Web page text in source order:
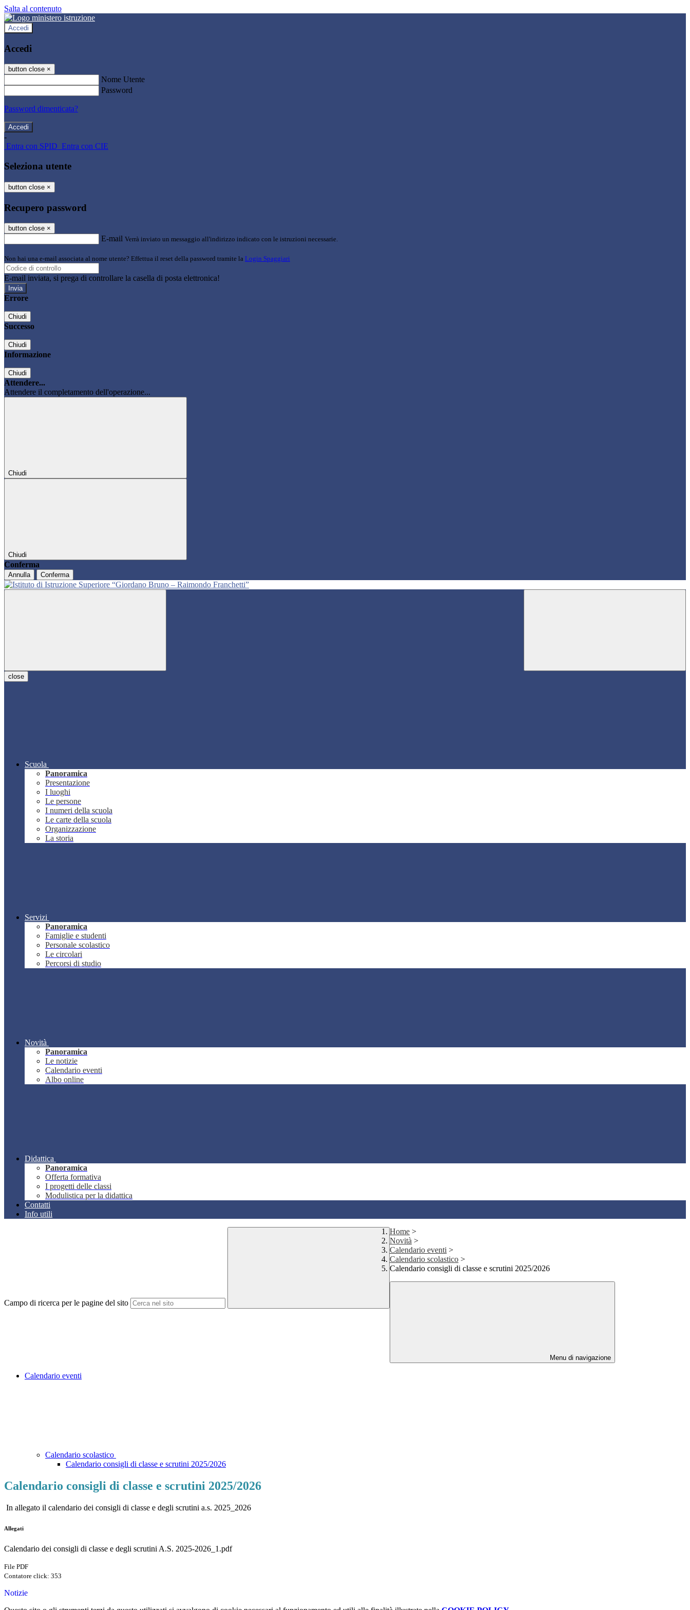
Salta al contenuto
Accedi
Accedi
button close ×
Nome Utente
Password
Password dimenticata?
-
Entra con SPID Entra con CIE
Seleziona utente
button close ×
Recupero password
button close ×
E-mail Verrà inviato un messaggio all'indirizzo indicato con le istruzioni necessarie.
Non hai una e-mail associata al nome utente? Effettua il reset della password tramite la Login Spaggiari
E-mail inviata, si prega di controllare la casella di posta elettronica!
Errore
Chiudi
Successo
Chiudi
Informazione
Chiudi
Attendere...
Attendere il completamento dell'operazione...
Chiudi
Chiudi
Conferma
Annulla Conferma
close
Scuola
Panoramica
Presentazione
I luoghi
Le persone
I numeri della scuola
Le carte della scuola
Organizzazione
La storia
Servizi
Panoramica
Famiglie e studenti
Personale scolastico
Le circolari
Percorsi di studio
Novità
Panoramica
Le notizie
Calendario eventi
Albo online
Didattica
Panoramica
Offerta formativa
I progetti delle classi
Modulistica per la didattica
Contatti
Info utili
Campo di ricerca per le pagine del sito
Home >
Novità >
Calendario eventi >
Calendario scolastico >
Calendario consigli di classe e scrutini 2025/2026
Menu di navigazione
Calendario eventi
Calendario scolastico
Calendario consigli di classe e scrutini 2025/2026
Calendario consigli di classe e scrutini 2025/2026
In allegato il calendario dei consigli di classe e degli scrutini a.s. 2025_2026
Allegati
Calendario dei consigli di classe e degli scrutini A.S. 2025-2026_1.pdf
File PDF
Contatore click: 353
Notizie